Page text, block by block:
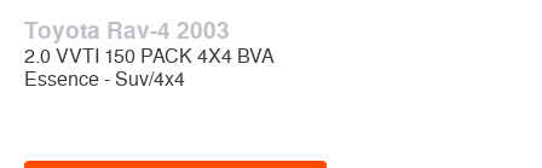
Toyota Rav-4 2003
2.0 VVTI 150 PACK 4X4 BVA
Essence - Suv/4x4